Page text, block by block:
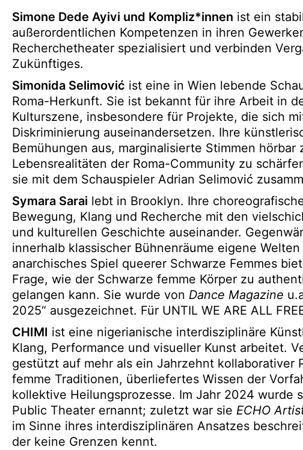
Simone Dede Ayivi und Kompliz*innen ist ein
außerordentlichen Kompetenzen in ihren
Recherchetheater spezialisiert und verbinden
Zukünftiges.
Simonida Selimović ist eine in Wien lebende
Roma-Herkunft. Sie ist bekannt für ihre Arbeit in
Kulturszene, insbesondere für Projekte, die sich
Diskriminierung auseinandersetzen. Ihre
Bemühungen aus, marginalisierte Stimmen
Lebensrealitäten der Roma-Community zu
sie mit dem Schauspieler Adrian Selimović
Symara Sarai lebt in Brooklyn. Ihre
Bewegung, Klang und Recherche mit den
und kulturellen Geschichte auseinander.
innerhalb klassischer Bühnenräume eigene
anarchisches Spiel queerer Schwarze Femmes
Frage, wie der Schwarze femme Körper zu
gelangen kann. Sie wurde von Dance Magazine
2025“ ausgezeichnet. Für UNTIL WE ARE ALL
CHIMI ist eine nigerianische interdisziplinäre
Klang, Performance und visueller Kunst arbeitet.
gestützt auf mehr als ein Jahrzehnt kollaborativer
femme Traditionen, überliefertes Wissen der
kollektive Heilungsprozesse. Im Jahr 2024 wurde
Public Theater ernannt; zuletzt war sie ECHO
im Sinne ihres interdisziplinären Ansatzes
der keine Grenzen kennt.